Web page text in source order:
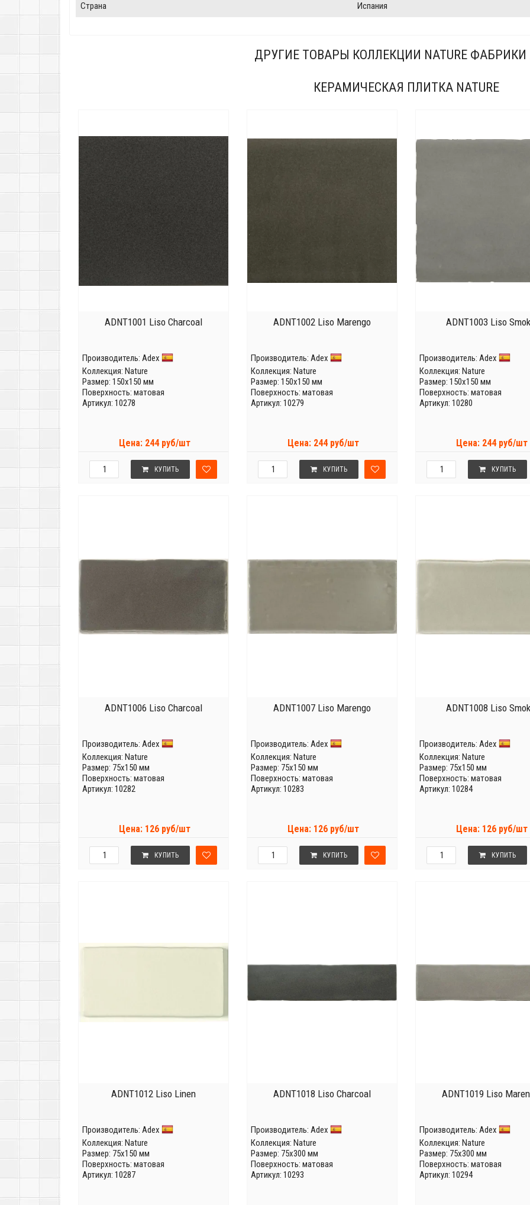
Страна Испания
ДРУГИЕ ТОВАРЫ КОЛЛЕКЦИИ NATURE ФАБРИКИ
КЕРАМИЧЕСКАЯ ПЛИТКА NATURE
ADNT1001 Liso Charcoal
Производитель: Adex
Коллекция: Nature
Размер: 150x150 мм
Поверхность: матовая
Артикул: 10278
Цена: 244 руб/шт
КУПИТЬ
ADNT1002 Liso Marengo
Производитель: Adex
Коллекция: Nature
Размер: 150x150 мм
Поверхность: матовая
Артикул: 10279
Цена: 244 руб/шт
КУПИТЬ
ADNT1003 Liso
Производитель: Adex
Коллекция: Nature
Размер: 150x150 мм
Поверхность: матовая
Артикул: 10280
Цена: 244 руб/шт
КУПИТЬ
ADNT1006 Liso Charcoal
Производитель: Adex
Коллекция: Nature
Размер: 75x150 мм
Поверхность: матовая
Артикул: 10282
Цена: 126 руб/шт
КУПИТЬ
ADNT1007 Liso Marengo
Производитель: Adex
Коллекция: Nature
Размер: 75x150 мм
Поверхность: матовая
Артикул: 10283
Цена: 126 руб/шт
КУПИТЬ
ADNT1008 Liso
Производитель: Adex
Коллекция: Nature
Размер: 75x150 мм
Поверхность: матовая
Артикул: 10284
Цена: 126 руб/шт
КУПИТЬ
ADNT1012 Liso Linen
Производитель: Adex
Коллекция: Nature
Размер: 75x150 мм
Поверхность: матовая
Артикул: 10287
ADNT1018 Liso Charcoal
Производитель: Adex
Коллекция: Nature
Размер: 75x300 мм
Поверхность: матовая
Артикул: 10293
ADNT1019 Liso
Производитель: Adex
Коллекция: Nature
Размер: 75x300 мм
Поверхность: матовая
Артикул: 10294